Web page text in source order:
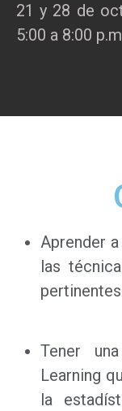
21 y 28 de
5:00 a 8:00
Aprender
las
Tener
Learning
la